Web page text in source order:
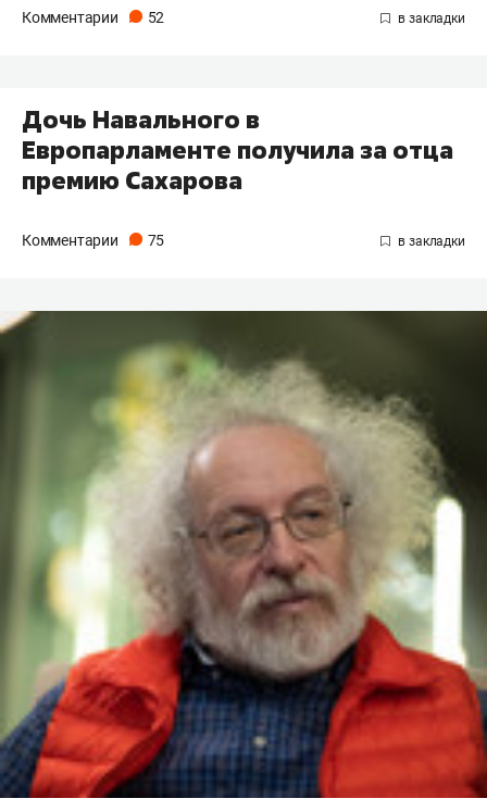
Комментарии 52
Дочь Навального в
Европарламенте получила за отца
премию Сахарова
Комментарии 75